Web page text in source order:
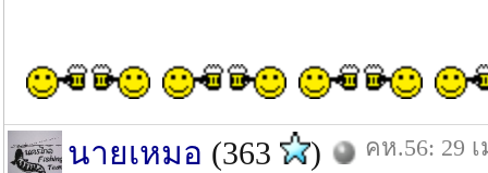
นายเหมอ (363 ) คห.56: 29